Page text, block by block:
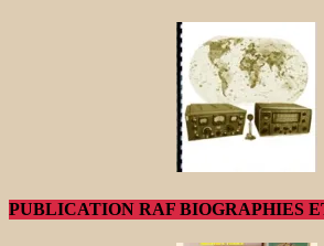
PUBLICATION RAF BIOGRAPHIES